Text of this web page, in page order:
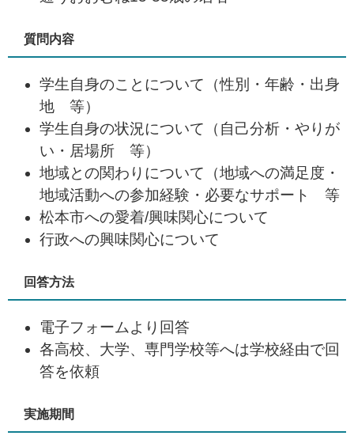
質問内容
学生自身のことについて（性別・年齢・出身
地 等）
学生自身の状況について（自己分析・やりが
い・居場所 等）
地域との関わりについて（地域への満足度・
地域活動への参加経験・必要なサポート 等
松本市への愛着/興味関心について
行政への興味関心について
回答方法
電子フォームより回答
各高校、大学、専門学校等へは学校経由で回
答を依頼
実施期間